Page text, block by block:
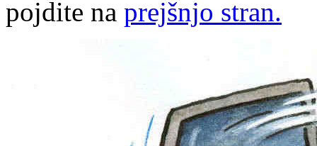
pojdite na prejšnjo stran.